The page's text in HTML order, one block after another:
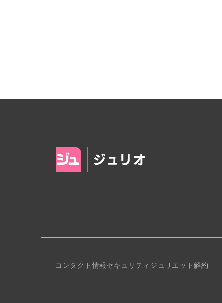
コンタクト情報セキュリティ ジュリエット解約